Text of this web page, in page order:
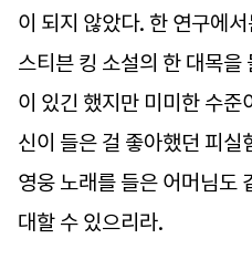
이 되지 않았다. 한 연구에
스티븐 킹 소설의 한 대목
이 있긴 했지만 미미한 수
신이 들은 걸 좋아했던 피
영웅 노래를 들은 어머님도
대할 수 있으리라.